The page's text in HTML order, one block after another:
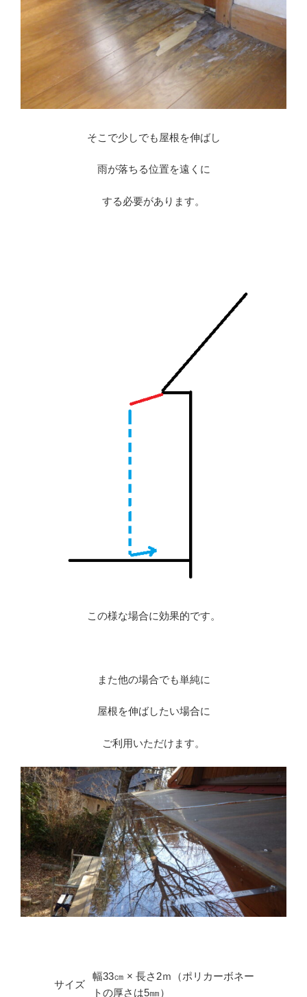
そこで少しでも屋根を伸ばし
雨が落ちる位置を遠くに
する必要があります。
この様な場合に効果的です。
また他の場合でも単純に
屋根を伸ばしたい場合に
ご利用いただけます。
サイズ
幅33㎝ × 長さ2ｍ（ポリカーボネー
トの厚さは5㎜）